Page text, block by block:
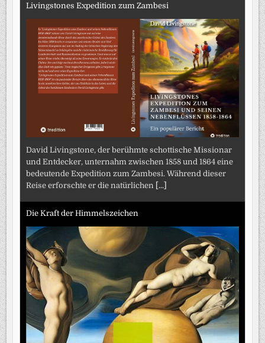
Livingstones Expedition zum Zambesi
David Livingstone, der berühmte schottische Missionar
und Entdecker, unternahm zwischen 1858 und 1864 eine
bedeutende Expedition zum Zambesi. Während dieser
Reise erforschte er die natürlichen [...]
Die Kraft der Himmelszeichen